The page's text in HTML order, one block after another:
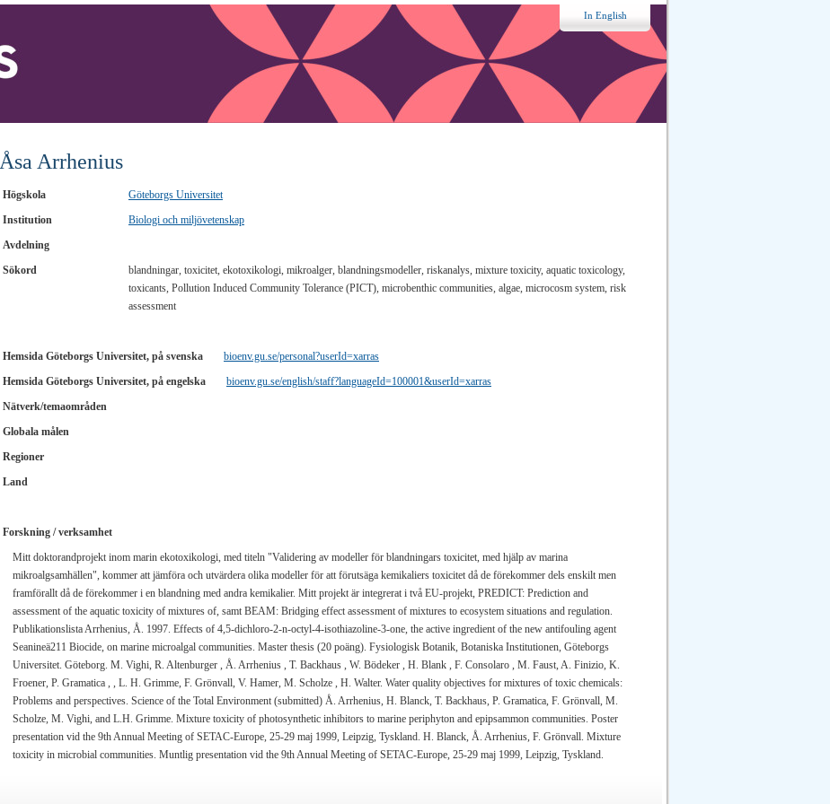
In English
Åsa Arrhenius
Högskola
Göteborgs Universitet
Institution
Biologi och miljövetenskap
Avdelning
Sökord
blandningar, toxicitet, ekotoxikologi, mikroalger, blandningsmodeller, riskanalys, mixture toxicity, aquatic toxicology,
toxicants, Pollution Induced Community Tolerance (PICT), microbenthic communities, algae, microcosm system, risk
assessment
Hemsida Göteborgs Universitet, på svenska
bioenv.gu.se/personal?userId=xarras
Hemsida Göteborgs Universitet, på engelska
bioenv.gu.se/english/staff?languageId=100001&userId=xarras
Nätverk/temaområden
Globala målen
Regioner
Land
Forskning / verksamhet
Mitt doktorandprojekt inom marin ekotoxikologi, med titeln "Validering av modeller för blandningars toxicitet, med hjälp av marina
mikroalgsamhällen", kommer att jämföra och utvärdera olika modeller för att förutsäga kemikaliers toxicitet då de förekommer dels enskilt men
framförallt då de förekommer i en blandning med andra kemikalier. Mitt projekt är integrerat i två EU-projekt, PREDICT: Prediction and
assessment of the aquatic toxicity of mixtures of, samt BEAM: Bridging effect assessment of mixtures to ecosystem situations and regulation.
Publikationslista Arrhenius, Å. 1997. Effects of 4,5-dichloro-2-n-octyl-4-isothiazoline-3-one, the active ingredient of the new antifouling agent
Seanineä211 Biocide, on marine microalgal communities. Master thesis (20 poäng). Fysiologisk Botanik, Botaniska Institutionen, Göteborgs
Universitet. Göteborg. M. Vighi, R. Altenburger , Å. Arrhenius , T. Backhaus , W. Bödeker , H. Blank , F. Consolaro , M. Faust, A. Finizio, K.
Froener, P. Gramatica , , L. H. Grimme, F. Grönvall, V. Hamer, M. Scholze , H. Walter. Water quality objectives for mixtures of toxic chemicals:
Problems and perspectives. Science of the Total Environment (submitted) Å. Arrhenius, H. Blanck, T. Backhaus, P. Gramatica, F. Grönvall, M.
Scholze, M. Vighi, and L.H. Grimme. Mixture toxicity of photosynthetic inhibitors to marine periphyton and epipsammon communities. Poster
presentation vid the 9th Annual Meeting of SETAC-Europe, 25-29 maj 1999, Leipzig, Tyskland. H. Blanck, Å. Arrhenius, F. Grönvall. Mixture
toxicity in microbial communities. Muntlig presentation vid the 9th Annual Meeting of SETAC-Europe, 25-29 maj 1999, Leipzig, Tyskland.